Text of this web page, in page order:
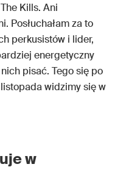
Kills. Ani
Posłuchałam za to
perkusistów i lider,
energetyczny
pisać. Tego się po
widzimy się w
w